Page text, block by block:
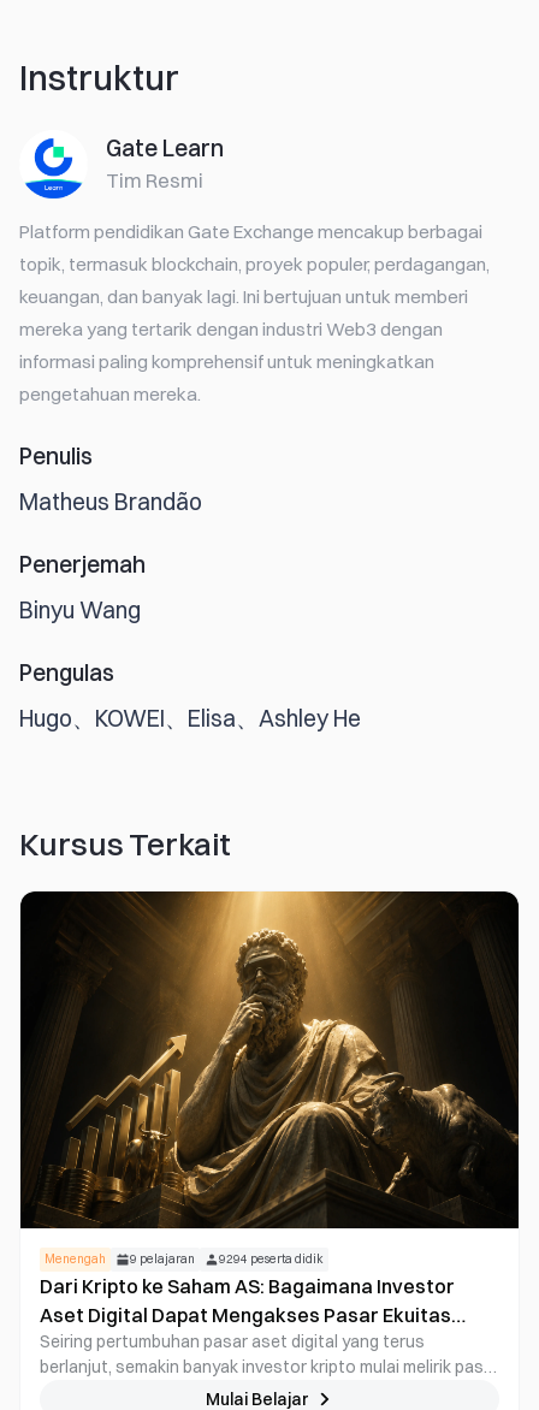
Instruktur
Gate Learn
Tim Resmi
Platform pendidikan Gate Exchange mencakup berbagai
topik, termasuk blockchain, proyek populer, perdagangan,
keuangan, dan banyak lagi. Ini bertujuan untuk memberi
mereka yang tertarik dengan industri Web3 dengan
informasi paling komprehensif untuk meningkatkan
pengetahuan mereka.
Penulis
Matheus Brandão
Penerjemah
Binyu Wang
Pengulas
Hugo、KOWEI、Elisa、Ashley He
Kursus Terkait
Menengah 9 pelajaran 9294 peserta didik
Dari Kripto ke Saham AS: Bagaimana Investor
Aset Digital Dapat Mengakses Pasar Ekuitas
Global
Seiring pertumbuhan pasar aset digital yang terus
berlanjut, semakin banyak investor kripto mulai melirik pasar
saham, khususnya pasar saham AS yang didominasi oleh
Mulai Belajar